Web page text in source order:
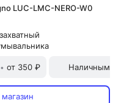
LUC-LMC-NERO-W0
• от 350 ₽ Наличными
магазин